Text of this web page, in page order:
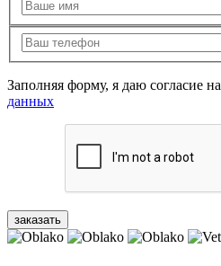
Заполняя форму, я даю согласие на
данных